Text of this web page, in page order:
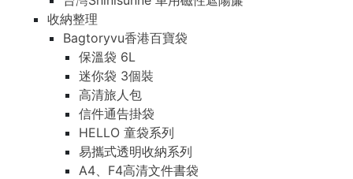
收納整理
Bagtoryvu香港百寶袋
保溫袋 6L
迷你袋 3個裝
高清旅人包
信件通告掛袋
HELLO 童袋系列
易攜式透明收納系列
A4、F4高清文件書袋